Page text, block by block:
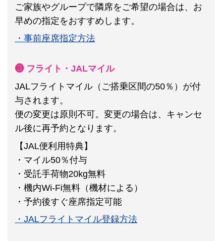
ご家族やグループで隣席をご希望の場合は、お
早めの指定をおすすめします。
・事前座席指定方法
❸ フライト・JALマイル
JALフライトマイル（ご搭乗区間の50％）が付
与されます。
便の変更は原則不可。 変更の場合は、キャンセ
ル後に再予約となります。
【JAL便利用特典】
・マイル50％付与
・受託手荷物20kg無料
・機内Wi-Fi無料（機材による）
・予約後すぐ座席指定可能
・JALフライトマイル登録方法